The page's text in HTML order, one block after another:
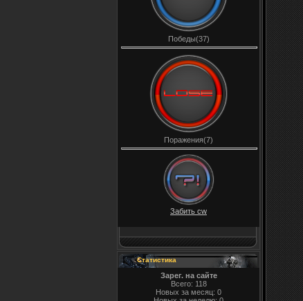
Победы(37)
Поражения(7)
Забить cw
Статистика
Зарег. на сайте
Всего: 118
Новых за месяц: 0